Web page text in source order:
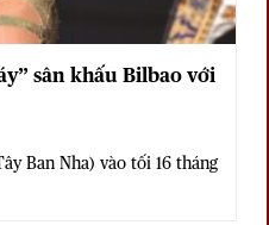
sân khấu Bilbao với
Ban Nha) vào tối 16 tháng